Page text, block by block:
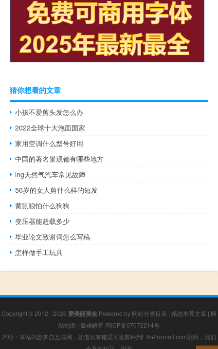
猜你想看的文章
小孩不爱剪头发怎么办
2022全球十大泡面国家
家用空调什么型号好用
中国的著名景观都有哪些地方
lng天然气汽车常见故障
50岁的女人剪什么样的短发
黄鼠狼怕什么狗狗
变压器能超载多少
毕业论文致谢词怎么写稿
怎样做手工玩具
Copyright © 2012 - 2026 爱美丽美妆 Powered by 网站分类目录 | 精选推荐文章 | 网
站地图 | 疑难解答 闽ICP备07072214号
声明：本站内容来自互联网，如信息有错误可发邮件到f_fb#foxmail.com说明，我们